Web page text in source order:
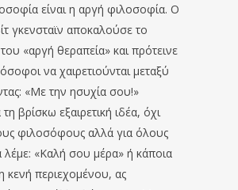
είναι η αργή φιλοσοφία. Ο
γκενσταϊν αποκαλούσε το
«αργή θεραπεία» και πρότεινε
να χαιρετιούνται μεταξύ
«Με την ησυχία σου!»
βρίσκω εξαιρετική ιδέα, όχι
φιλοσόφους αλλά για όλους
λέμε: «Καλή σου μέρα» ή κάποια
κενή περιεχομένου, ας